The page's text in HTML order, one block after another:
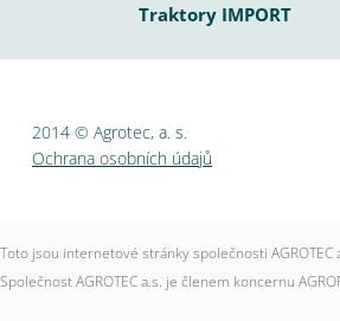
Traktory IMPORT
2014 © Agrotec, a. s.
Ochrana osobních údajů
Toto jsou internetové stránky společnosti
Společnost AGROTEC a.s. je členem koncernu